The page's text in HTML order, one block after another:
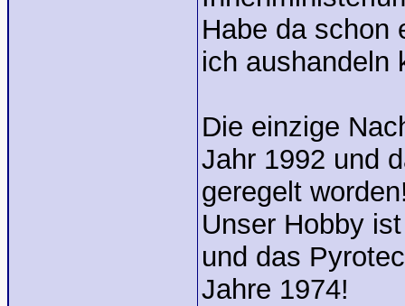
Habe da schon
ich aushandeln
Die einzige
Jahr 1992 und
geregelt
Unser Hobby
und das
Jahre 1974!